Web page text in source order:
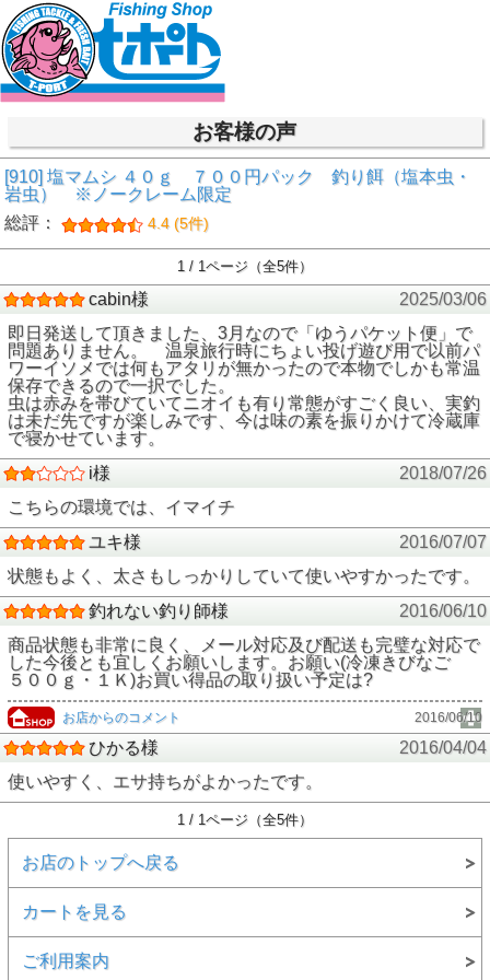
お客様の声
[910] 塩マムシ ４０ｇ ７００円パック 釣り餌（塩本虫・
岩虫） ※ノークレーム限定
総評：
4.4 (5件)
1 / 1ページ（全5件）
cabin様
2025/03/06
即日発送して頂きました、3月なので「ゆうパケット便」で
問題ありません。 温泉旅行時にちょい投げ遊び用で以前パ
ワーイソメでは何もアタリが無かったので本物でしかも常温
保存できるので一択でした。
虫は赤みを帯びていてニオイも有り常態がすごく良い、実釣
は未だ先ですが楽しみです、今は味の素を振りかけて冷蔵庫
で寝かせています。
i様
2018/07/26
こちらの環境では、イマイチ
ユキ様
2016/07/07
状態もよく、太さもしっかりしていて使いやすかったです。
釣れない釣り師様
2016/06/10
商品状態も非常に良く、メール対応及び配送も完璧な対応で
した今後とも宜しくお願いします。お願い(冷凍きびなご
５００ｇ・１Ｋ)お買い得品の取り扱い予定は?
お店からのコメント 2016/06/10
ひかる様
2016/04/04
使いやすく、エサ持ちがよかったです。
1 / 1ページ（全5件）
お店のトップへ戻る
カートを見る
ご利用案内